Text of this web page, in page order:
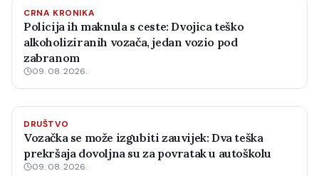
CRNA KRONIKA
Policija ih maknula s ceste: Dvojica teško
alkoholiziranih vozača, jedan vozio pod
zabranom
09. 08. 2026.
DRUŠTVO
Vozačka se može izgubiti zauvijek: Dva teška
prekršaja dovoljna su za povratak u autoškolu
09. 08. 2026.